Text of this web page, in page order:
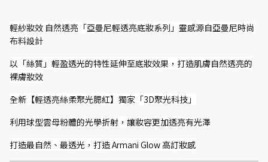
輕紗妝效 自然透亮「亞曼尼輕透亮底妝系列」靈感源自亞曼尼時尚
布料設計
以「絲質」輕盈透光的特性延伸至底妝效果，打造肌膚自然透亮的
裸膚妝效
全新【輕透亮絲柔聚光腮紅】獨家「3D聚光科技」
利用球型雲母粉體的光學折射，讓妝容更加透亮有光澤
打造最自然、最透光，打造 Armani Glow 高訂妝感